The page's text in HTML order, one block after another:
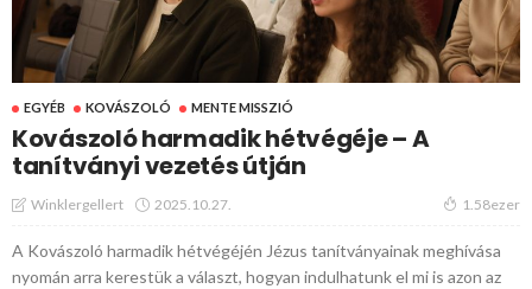
EGYÉB KOVÁSZOLÓ MENTE MISSZIÓ
Kovászoló harmadik hétvégéje – A
tanítványi vezetés útján
Winklergellert 2025.10.27. 1.58ezer
A Kovászoló harmadik hétvégéjén Jézus tanítványainak meghívása
nyomán arra kerestük a választ, hogyan indulhatunk el mi is azon az